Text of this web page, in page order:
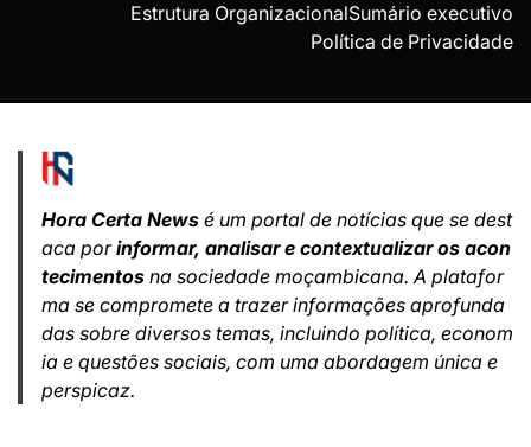
Estrutura OrganizacionalSumário executivo
Política de Privacidade
Hora Certa News é um portal de notícias que se dest
aca porinformar, analisar e contextualizar os acon
tecimentos na sociedade moçambicana. A platafor
ma se compromete a trazer informações aprofunda
das sobre diversos temas, incluindo política, econom
ia e questões sociais, com uma abordagem única e
perspicaz.